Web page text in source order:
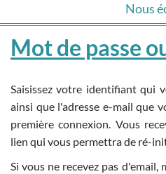
Nous
Mot de passe
Saisissez votre identifiant qui
ainsi que l'adresse e-mail que
première connexion. Vous
lien qui vous permettra de ré-
Si vous ne recevez pas